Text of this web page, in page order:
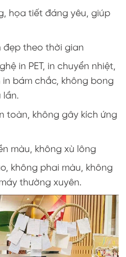
họa tiết đáng yêu, giúp
đẹp theo thời gian
in PET, in chuyển nhiệt,
in bám chắc, không bong
lần.
toàn, không gây kích ứng
màu, không xù lông
không phai màu, không
thường xuyên.